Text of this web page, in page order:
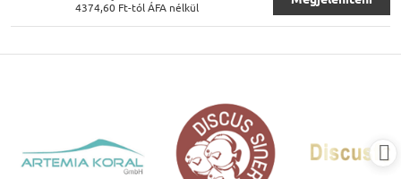
4374,60 Ft-tólÁFA nélkül